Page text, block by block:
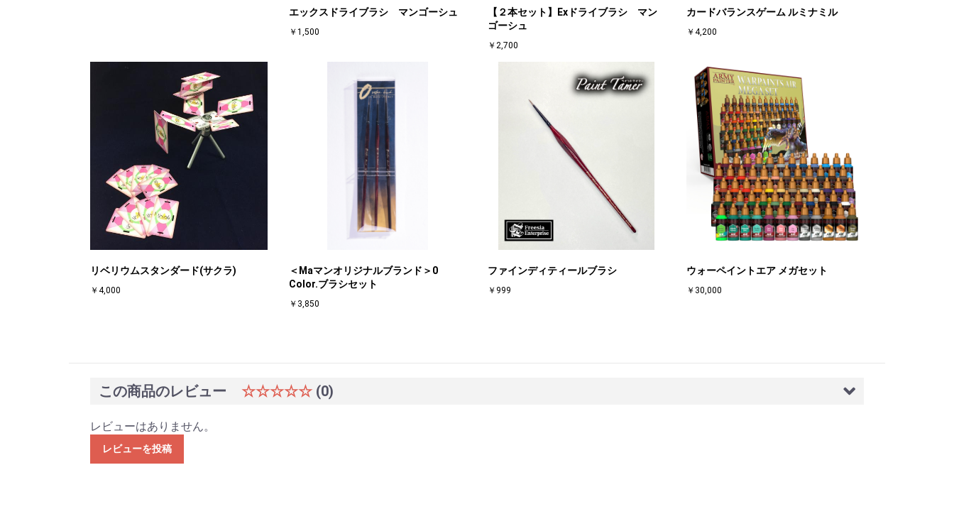
エックスドライブラシ マンゴーシュ
￥1,500
【２本セット】Exドライブラシ マン
ゴーシュ
￥2,700
カードバランスゲーム ルミナミル
￥4,200
リベリウムスタンダード(サクラ)
￥4,000
＜Maマンオリジナルブランド＞0
Color.ブラシセット
￥3,850
ファインディティールブラシ
￥999
ウォーペイントエア メガセット
￥30,000
この商品のレビュー ☆☆☆☆☆ (0)
レビューはありません。
レビューを投稿